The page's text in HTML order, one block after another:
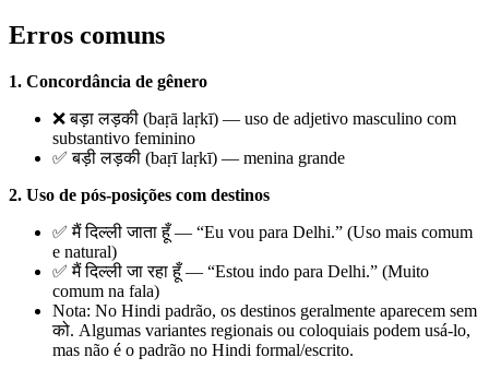
Erros comuns
1. Concordância de gênero
❌ बड़ा लड़की (baṛā laṛkī) — uso de adjetivo masculino com
substantivo feminino
✅ बड़ी लड़की (baṛī laṛkī) — menina grande
2. Uso de pós-posições com destinos
✅ मैं दिल्ली जाता हूँ — “Eu vou para Delhi.” (Uso mais comum
e natural)
✅ मैं दिल्ली जा रहा हूँ — “Estou indo para Delhi.” (Muito
comum na fala)
Nota: No Hindi padrão, os destinos geralmente aparecem sem
को. Algumas variantes regionais ou coloquiais podem usá-lo,
mas não é o padrão no Hindi formal/escrito.